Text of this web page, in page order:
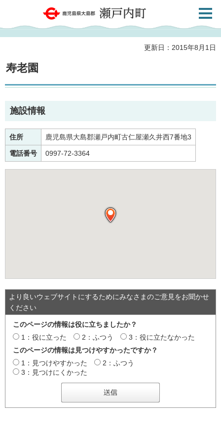
鹿児島県大島郡 瀬戸内町
共通メ
更新日：2015年8月1日
寿老園
施設情報
住所 鹿児島県大島郡瀬戸内町古仁屋瀬久井西7番地3
電話番号 0997-72-3364
より良いウェブサイトにするためにみなさまのご意見をお聞かせ
ください
このページの情報は役に立ちましたか？
1：役に立った
2：ふつう
3：役に立たなかった
このページの情報は見つけやすかったですか？
1：見つけやすかった
2：ふつう
3：見つけにくかった